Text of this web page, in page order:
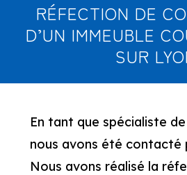
RÉFECTION DE
D’UN IMMEUBLE
SUR
En tant que spécialiste
nous avons été contacté
Nous avons réalisé la